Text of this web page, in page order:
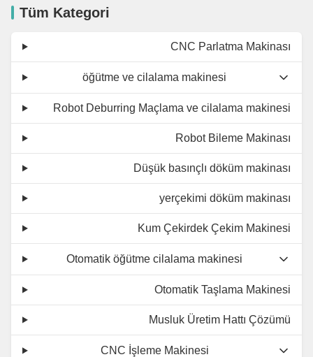
Tüm Kategori
CNC Parlatma Makinası
öğütme ve cilalama makinesi
Robot Deburring Maçlama ve cilalama makinesi
Robot Bileme Makinası
Düşük basınçlı döküm makinası
yerçekimi döküm makinası
Kum Çekirdek Çekim Makinesi
Otomatik öğütme cilalama makinesi
Otomatik Taşlama Makinesi
Musluk Üretim Hattı Çözümü
CNC İşleme Makinesi